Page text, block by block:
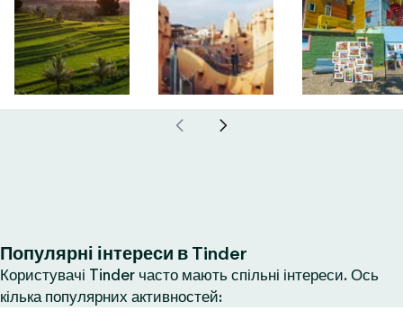
Популярні інтереси в Tinder
Користувачі Tinder часто мають спільні інтереси. Ось
кілька популярних активностей: